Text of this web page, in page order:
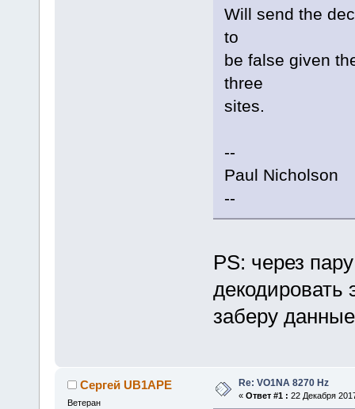
Will send the
to
be false given
three
sites.
--
Paul Nicholson
--
PS: через
декодировать
заберу
Сергей UB1APE
Ветеран
Re: VO1NA 8270 Hz
« Ответ #1 : 22 Декабря